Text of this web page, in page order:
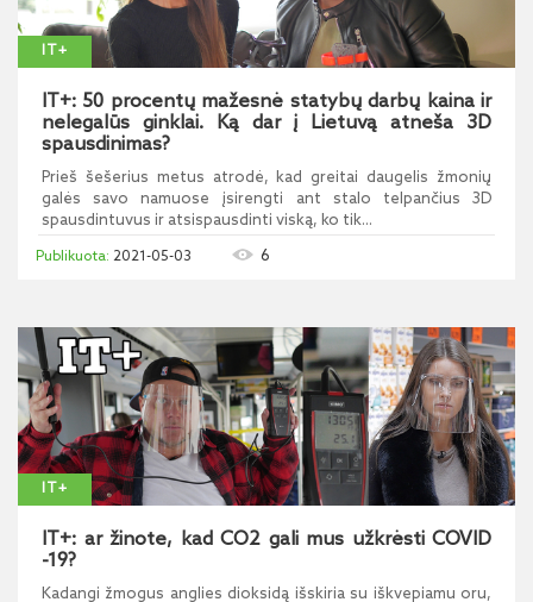
IT+
IT+: 50 procentų mažesnė statybų darbų kaina ir
nelegalūs ginklai. Ką dar į Lietuvą atneša 3D
spausdinimas?
Prieš šešerius metus atrodė, kad greitai daugelis žmonių
galės savo namuose įsirengti ant stalo telpančius 3D
spausdintuvus ir atsispausdinti viską, ko tik...
2021-05-03 6
IT+
IT+: ar žinote, kad CO2 gali mus užkrėsti COVID
-19?
Kadangi žmogus anglies dioksidą išskiria su iškvepiamu oru,